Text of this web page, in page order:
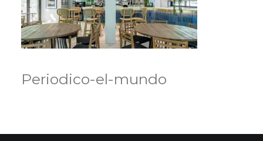
Periodico-el-mundo